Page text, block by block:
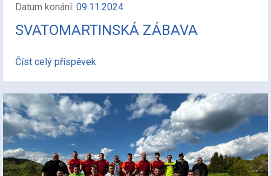
Datum konání: 09.11.2024
SVATOMARTINSKÁ ZÁBAVA
Číst celý příspěvek